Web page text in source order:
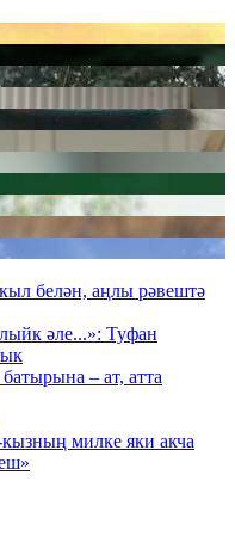
белән, аңлы рәвештә
әле...»: Туфан
– ат, атта
милке яки акча